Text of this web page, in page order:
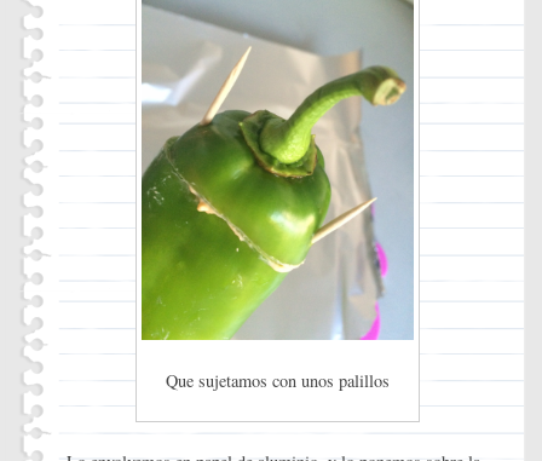
Que sujetamos con unos palillos